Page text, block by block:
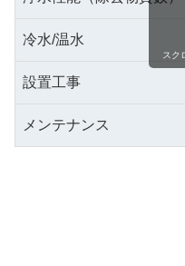
冷水/温水
設置工事
メンテナンス
スク